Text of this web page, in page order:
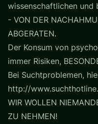
wissenschaftlichen und
- VON DER
ABGERATEN.
Der Konsum von
immer Risiken,
Bei Suchtproblemen,
http://
WIR WOLLEN
ZU NEHMEN!